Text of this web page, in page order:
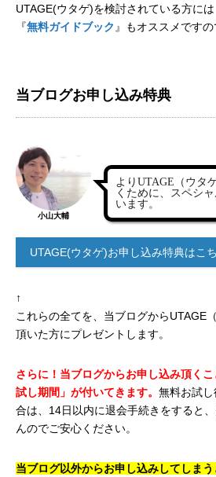
UTAGE(ウタゲ)を検討されている方には
『無料ガイドブック 』もオススメです
当ブログお申し込み特典
小山大輔
よりUTAGE（ウタ
くために、スペシ
います。
UTAGE(ウタゲ)お申し込み特典はこ
↑
これらの全てを、当ブログからUTAGE
頂いた方にプレゼントします。
さらに！当ブログからお申し込み頂く
試し期間」が付いてきます。 無料お試
合は、14日以内に退会手続きをすると
んのでご安心ください。
当ブログ以外からお申し込みしてしま